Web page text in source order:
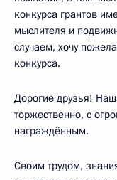
конкурса грантов
мыслителя и
случаем, хочу
конкурса.
Дорогие друзья!
торжественно, с
награждённым.
Своим трудом,